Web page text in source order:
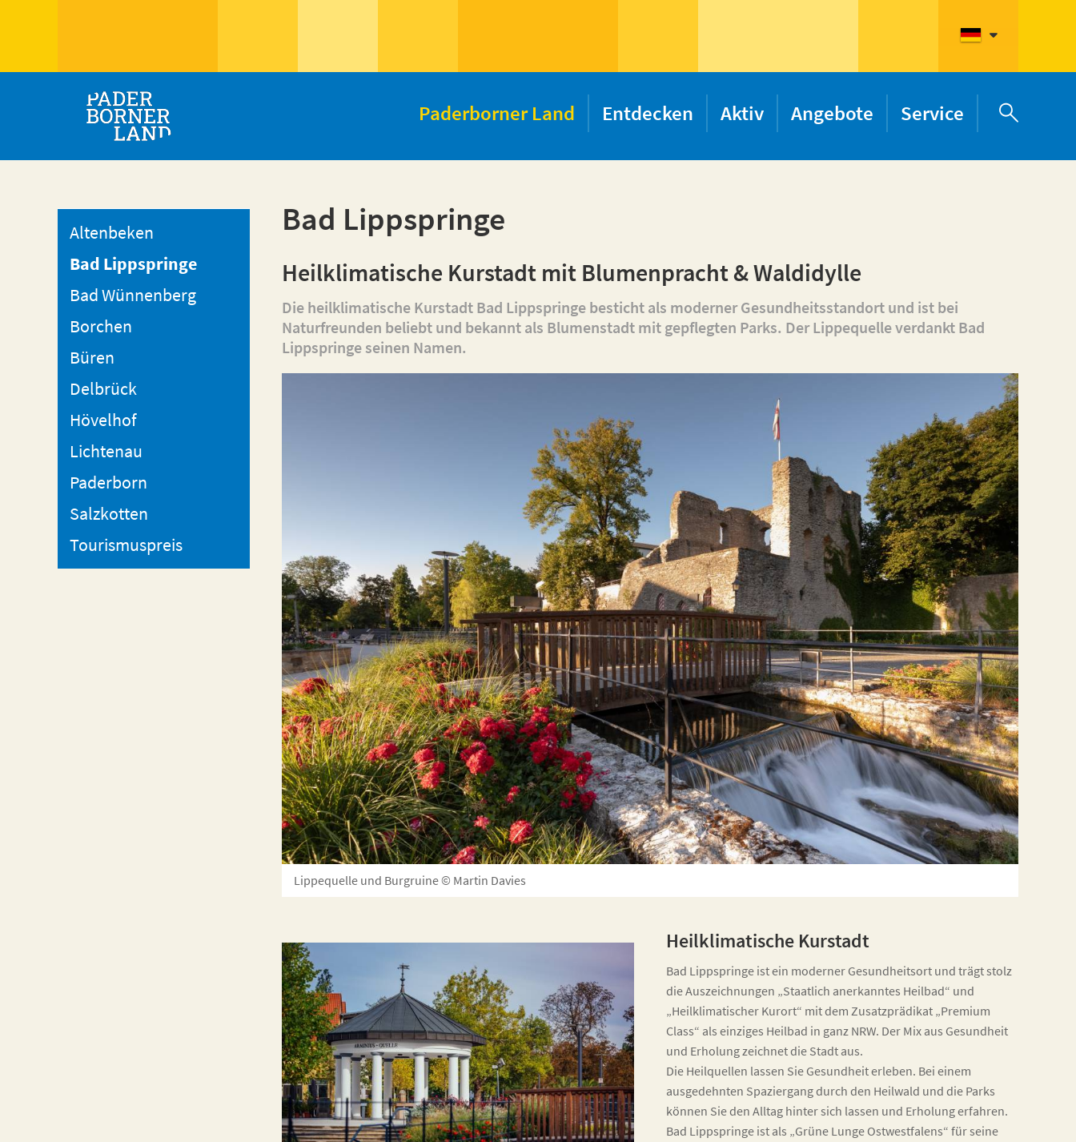

Paderborner Land Entdecken Aktiv Angebote Service
Altenbeken
Bad Lippspringe
Bad Wünnenberg
Borchen
Büren
Delbrück
Hövelhof
Lichtenau
Paderborn
Salzkotten
Tourismuspreis
Bad Lippspringe
Heilklimatische Kurstadt mit Blumenpracht & Waldidylle
Die heilklimatische Kurstadt Bad Lippspringe besticht als moderner Gesundheitsstandort und ist bei
Naturfreunden beliebt und bekannt als Blumenstadt mit gepflegten Parks. Der Lippequelle verdankt Bad
Lippspringe seinen Namen.
Lippequelle und Burgruine © Martin Davies
Heilklimatische Kurstadt
Bad Lippspringe ist ein moderner Gesundheitsort und trägt stolz
die Auszeichnungen „Staatlich anerkanntes Heilbad“ und
„Heilklimatischer Kurort“ mit dem Zusatzprädikat „Premium
Class“ als einziges Heilbad in ganz NRW. Der Mix aus Gesundheit
und Erholung zeichnet die Stadt aus.
Die Heilquellen lassen Sie Gesundheit erleben. Bei einem
ausgedehnten Spaziergang durch den Heilwald und die Parks
können Sie den Alltag hinter sich lassen und Erholung erfahren.
Bad Lippspringe ist als „Grüne Lunge Ostwestfalens“ für seine